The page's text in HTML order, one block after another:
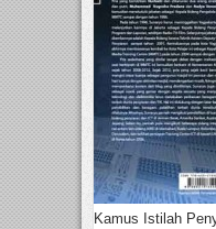
Kamus Istilah